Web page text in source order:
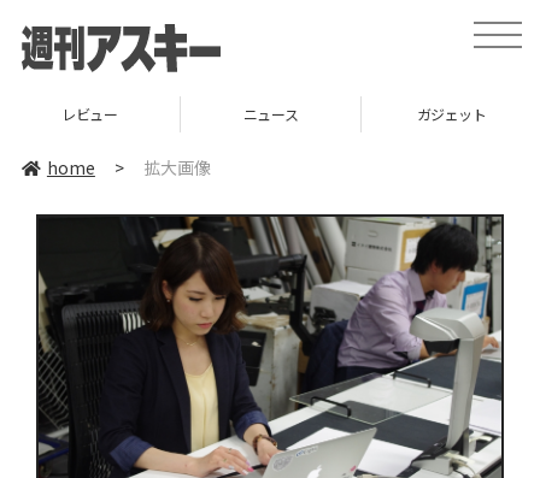
toggle
レビュー ニュース ガジェット
home > 拡大画像